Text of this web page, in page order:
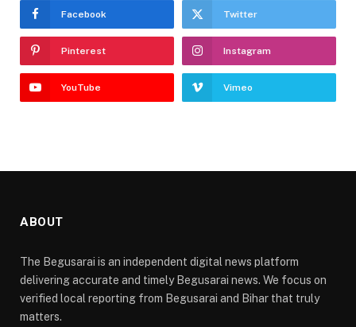
Facebook Twitter
Pinterest Instagram
YouTube Vimeo
ABOUT
The Begusarai is an independent digital news platform
delivering accurate and timely Begusarai news. We focus on
verified local reporting from Begusarai and Bihar that truly
matters.